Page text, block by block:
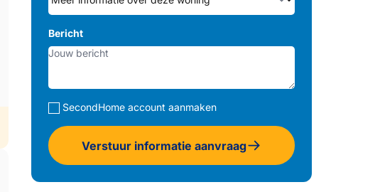
Bericht
SecondHome account aanmaken
Verstuur informatie aanvraag